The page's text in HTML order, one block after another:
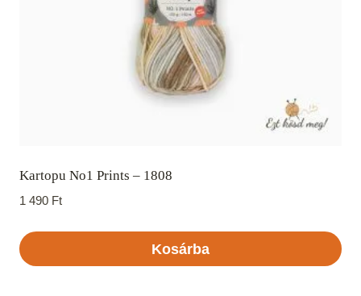
Kartopu No1 Prints – 1808
1 490 Ft
Kosárba